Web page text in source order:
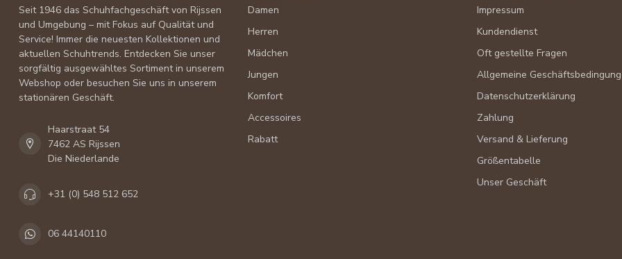
Seit 1946 das Schuhfachgeschäft von Rijssen
und Umgebung – mit Fokus auf Qualität und
Service! Immer die neuesten Kollektionen und
aktuellen Schuhtrends. Entdecken Sie unser
sorgfältig ausgewähltes Sortiment in unserem
Webshop oder besuchen Sie uns in unserem
stationären Geschäft.
Haarstraat 54
7462 AS Rijssen
Die Niederlande
+31 (0) 548 512 652
06 44140110
Damen
Herren
Mädchen
Jungen
Komfort
Accessoires
Rabatt
Impressum
Kundendienst
Oft gestellte Fragen
Allgemeine
Datenschutzerklärung
Zahlung
Versand & Lieferung
Größentabelle
Unser Geschäft